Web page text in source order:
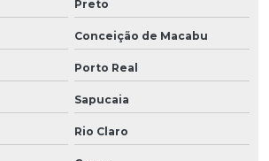
Preto
Conceição de Macabu
Porto Real
Sapucaia
Rio Claro